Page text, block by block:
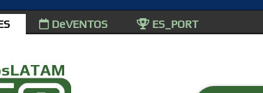
DeVENTOS ES_PORT